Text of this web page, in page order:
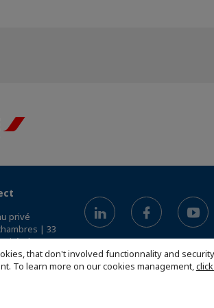
that don't involved functionnality and
To learn more on our cookies management,
privé
| 33
| 1 200